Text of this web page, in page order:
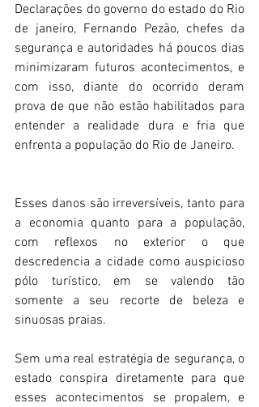
Declarações do governo do estado do Rio
de janeiro, Fernando Pezão, chefes da
segurança e autoridades há poucos dias
minimizaram futuros acontecimentos, e
com isso, diante do ocorrido deram
prova de que não estão habilitados para
entender a realidade dura e fria que
enfrenta a população do Rio de Janeiro.
Esses danos são irreversíveis, tanto para
a economia quanto para a população,
com reflexos no exterior o que
descredencia a cidade como auspicioso
pólo turístico, em se valendo tão
somente a seu recorte de beleza e
sinuosas praias.
Sem uma real estratégia de segurança, o
estado conspira diretamente para que
esses acontecimentos se propalem, e